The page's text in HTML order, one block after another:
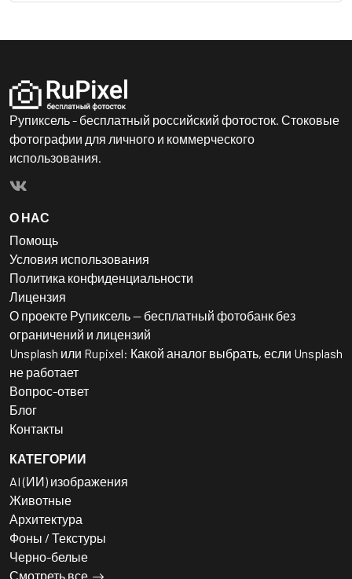
Рупиксель - бесплатный российский фотосток. Стоковые
фотографии для личного и коммерческого
использования.
О НАС
Помощь
Условия использования
Политика конфиденциальности
Лицензия
О проекте Рупиксель — бесплатный фотобанк без
ограничений и лицензий
Unsplash или Rupixel: Какой аналог выбрать, если Unsplash
не работает
Вопрос-ответ
Блог
Контакты
КАТЕГОРИИ
AI (ИИ) изображения
Животные
Архитектура
Фоны / Текстуры
Черно-белые
Смотреть все